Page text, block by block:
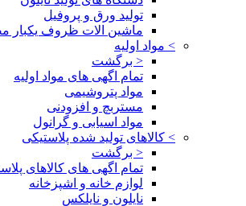
تولید ورق و پروفیل
ماشین الات ظروف یکبار
> مواد اولیه
< برگشت
تمام اگهی های مواد اولیه
مواد پتروشیمی
مستربچ و افزودنی
مواد اسیابی و گرانول
> کالاهای تولید شده پلاستیکی
< برگشت
تمام اگهی های کالاهای
لوازم خانه و اشپزخانه
نایلون و نایلکس